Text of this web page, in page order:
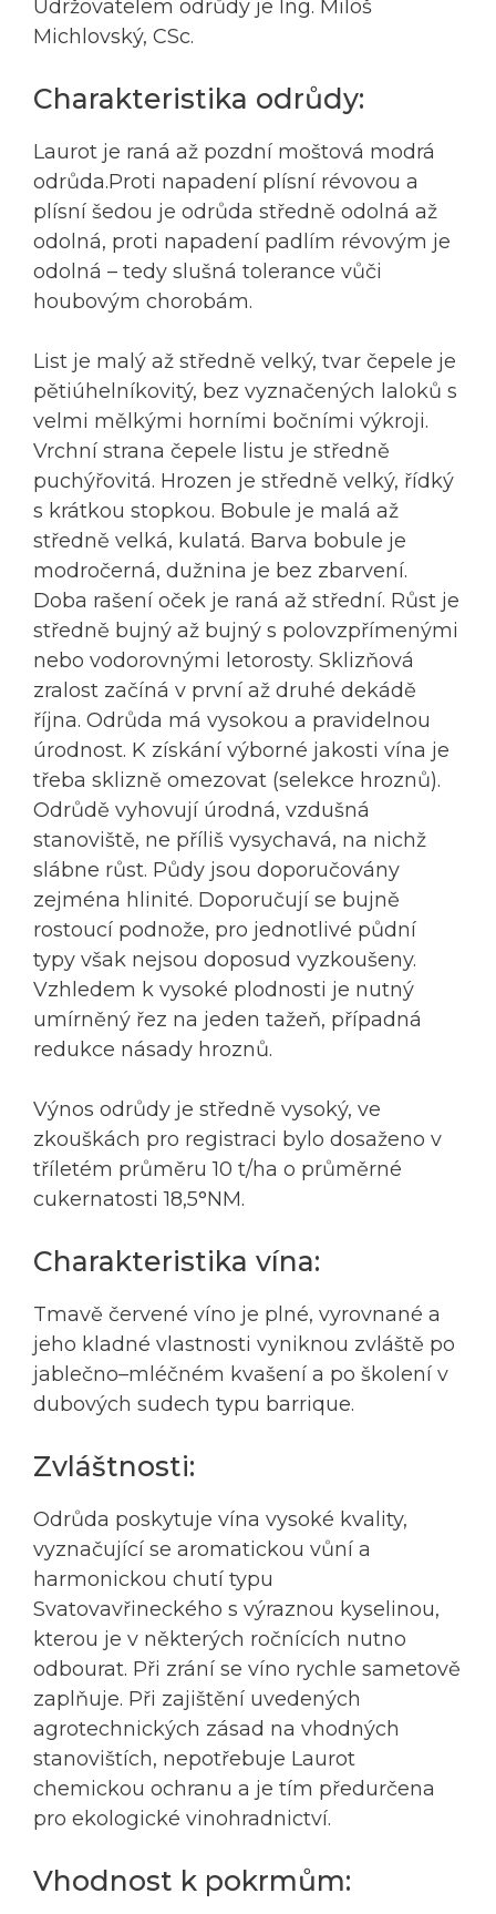
Udržovatelem odrůdy je Ing. Miloš
Michlovský, CSc.
Charakteristika odrůdy:
Laurot je raná až pozdní moštová modrá
odrůda.Proti napadení plísní révovou a
plísní šedou je odrůda středně odolná až
odolná, proti napadení padlím révovým je
odolná – tedy slušná tolerance vůči
houbovým chorobám.
List je malý až středně velký, tvar čepele je
pětiúhelníkovitý, bez vyznačených laloků s
velmi mělkými horními bočními výkroji.
Vrchní strana čepele listu je středně
puchýřovitá. Hrozen je středně velký, řídký
s krátkou stopkou. Bobule je malá až
středně velká, kulatá. Barva bobule je
modročerná, dužnina je bez zbarvení.
Doba rašení oček je raná až střední. Růst je
středně bujný až bujný s polovzpřímenými
nebo vodorovnými letorosty. Sklizňová
zralost začíná v první až druhé dekádě
října. Odrůda má vysokou a pravidelnou
úrodnost. K získání výborné jakosti vína je
třeba sklizně omezovat (selekce hroznů).
Odrůdě vyhovují úrodná, vzdušná
stanoviště, ne příliš vysychavá, na nichž
slábne růst. Půdy jsou doporučovány
zejména hlinité. Doporučují se bujně
rostoucí podnože, pro jednotlivé půdní
typy však nejsou doposud vyzkoušeny.
Vzhledem k vysoké plodnosti je nutný
umírněný řez na jeden tažeň, případná
redukce násady hroznů.
Výnos odrůdy je středně vysoký, ve
zkouškách pro registraci bylo dosaženo v
tříletém průměru 10 t/ha o průměrné
cukernatosti 18,5°NM.
Charakteristika vína:
Tmavě červené víno je plné, vyrovnané a
jeho kladné vlastnosti vyniknou zvláště po
jablečno–mléčném kvašení a po školení v
dubových sudech typu barrique.
Zvláštnosti:
Odrůda poskytuje vína vysoké kvality,
vyznačující se aromatickou vůní a
harmonickou chutí typu
Svatovavřineckého s výraznou kyselinou,
kterou je v některých ročnících nutno
odbourat. Při zrání se víno rychle sametově
zaplňuje. Při zajištění uvedených
agrotechnických zásad na vhodných
stanovištích, nepotřebuje Laurot
chemickou ochranu a je tím předurčena
pro ekologické vinohradnictví.
Vhodnost k pokrmům: